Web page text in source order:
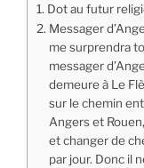
Dot au futur
Messager
me surprendra
messager
demeure à Le
sur le chemin
Angers et
et changer de
par jour. Donc il